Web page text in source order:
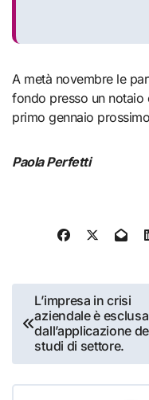
A metà novembre le
fondo presso un notaio
primo gennaio
Paola Perfetti
Navigazione
articoli
L’impresa in crisi
aziendale è esclusa
dall’applicazione
studi di settore.